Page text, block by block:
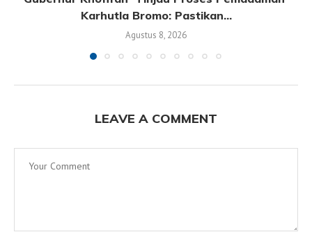
Karhutla Bromo: Pastikan...
Agustus 8, 2026
LEAVE A COMMENT